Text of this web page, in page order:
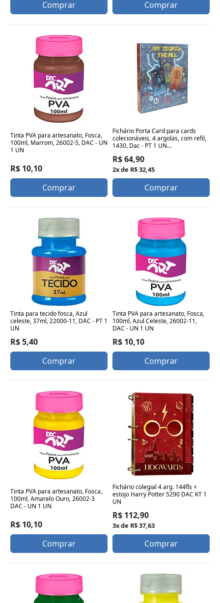
Comprar
Comprar
Tinta PVA para artesanato, Fosca,
100ml, Marrom, 26002-5, DAC - UN
1 UN
R$ 10,10
Comprar
Fichário Porta Card para cards
colecionáveis, 4 argolas, com refil,
1430, Dac - PT 1 UN...
R$ 64,90
2x de R$ 32,45
Comprar
Tinta para tecido fosca, Azul
celeste, 37ml, 22000-11, DAC - PT 1
UN
R$ 5,40
Comprar
Tinta PVA para artesanato, Fosca,
100ml, Azul Celeste, 26002-11,
DAC - UN 1 UN
R$ 10,10
Comprar
Tinta PVA para artesanato, Fosca,
100ml, Amarelo Ouro, 26002-3
DAC - UN 1 UN
R$ 10,10
Comprar
Fichário colegial 4 arg. 144fls +
estojo Harry Potter 5290 DAC KT 1
UN
R$ 112,90
3x de R$ 37,63
Comprar